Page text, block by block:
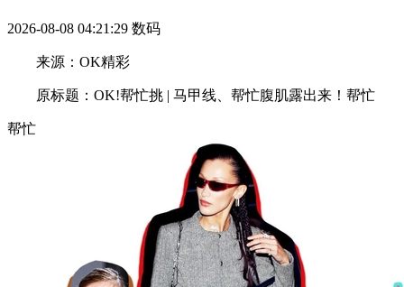
2026-08-08 04:21:29 数码
来源：OK精彩
原标题：OK!帮忙挑 | 马甲线、帮忙腹肌露出来！帮忙
帮忙